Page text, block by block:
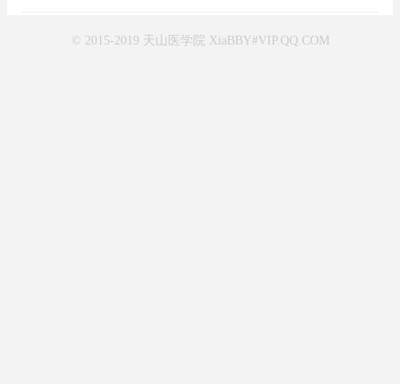
© 2015-2019 天山医学院 XiaBBY#VIP.QQ.COM